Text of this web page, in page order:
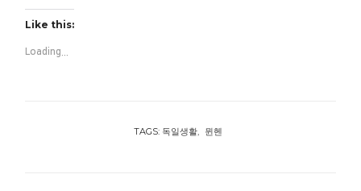
Like this:
Loading...
TAGS: 독일생활 뮌헨